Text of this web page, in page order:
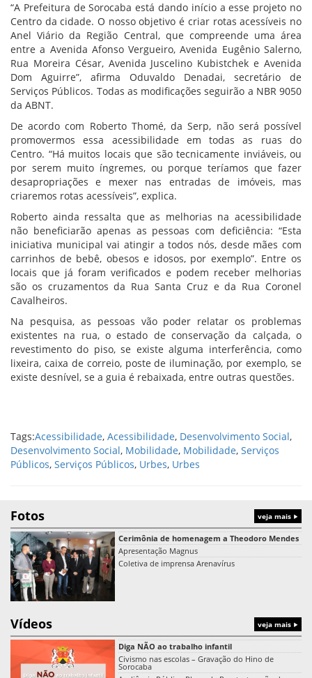
“A Prefeitura de Sorocaba está dando início a esse projeto no
Centro da cidade. O nosso objetivo é criar rotas acessíveis no
Anel Viário da Região Central, que compreende uma área
entre a Avenida Afonso Vergueiro, Avenida Eugênio Salerno,
Rua Moreira César, Avenida Juscelino Kubistchek e Avenida
Dom Aguirre”, afirma Oduvaldo Denadai, secretário de
Serviços Públicos. Todas as modificações seguirão a NBR 9050
da ABNT.
De acordo com Roberto Thomé, da Serp, não será possível
promovermos essa acessibilidade em todas as ruas do
Centro. “Há muitos locais que são tecnicamente inviáveis, ou
por serem muito íngremes, ou porque teríamos que fazer
desapropriações e mexer nas entradas de imóveis, mas
criaremos rotas acessíveis”, explica.
Roberto ainda ressalta que as melhorias na acessibilidade
não beneficiarão apenas as pessoas com deficiência: “Esta
iniciativa municipal vai atingir a todos nós, desde mães com
carrinhos de bebê, obesos e idosos, por exemplo”. Entre os
locais que já foram verificados e podem receber melhorias
são os cruzamentos da Rua Santa Cruz e da Rua Coronel
Cavalheiros.
Na pesquisa, as pessoas vão poder relatar os problemas
existentes na rua, o estado de conservação da calçada, o
revestimento do piso, se existe alguma interferência, como
lixeira, caixa de correio, poste de iluminação, por exemplo, se
existe desnível, se a guia é rebaixada, entre outras questões.
Tags:Acessibilidade, Acessibilidade, Desenvolvimento Social,
Desenvolvimento Social, Mobilidade, Mobilidade, Serviços
Públicos, Serviços Públicos, Urbes, Urbes
Fotos veja mais
Cerimônia de homenagem a Theodoro Mendes
Apresentação Magnus
Coletiva de imprensa Arenavírus
Vídeos veja mais
Diga NÃO ao trabalho infantil
Civismo nas escolas – Gravação do Hino de
Sorocaba